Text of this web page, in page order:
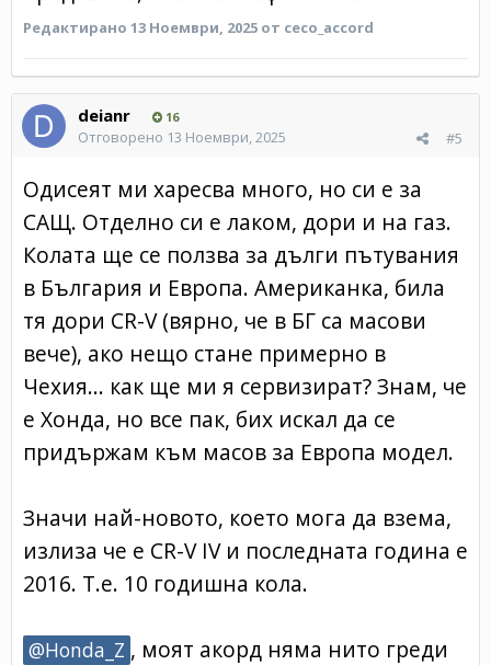
Редактирано 13 Ноември, 2025 от ceco_accord
deianr 16
#5
Отговорено 13 Ноември, 2025
Одисеят ми харесва много, но си е за
САЩ. Отделно си е лаком, дори и на газ.
Колата ще се ползва за дълги пътувания
в България и Европа. Американка, била
тя дори CR-V (вярно, че в БГ са масови
вече), ако нещо стане примерно в
Чехия... как ще ми я сервизират? Знам, че
е Хонда, но все пак, бих искал да се
придържам към масов за Европа модел.
Значи най-новото, което мога да взема,
излиза че е CR-V IV и последната година е
2016. Т.е. 10 годишна кола.
@Honda_Z , моят акорд няма нито греди